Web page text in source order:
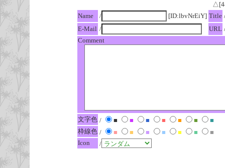
Name
/ [ID:lbvNrEiY] Title
E-Mail / URL
Comment
文字色 / ■ ■ ■ ■ ■ ■
■
枠線色 / ■ ■ ■ ■ ■ ■
■
Icon
/